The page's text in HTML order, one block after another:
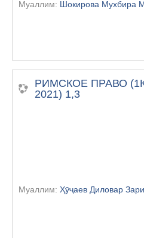
Муаллим: Шокирова Мухбира
РИМСКОЕ ПРАВО
2021) 1,3
Муаллим: Ҳӯҷаев Диловар